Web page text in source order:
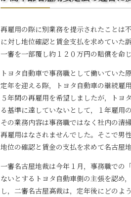
再雇用の際に別業務を提示されたことは
に対し地位確認と賃金支払を求めていた
一審を一部覆し約１２０万円の賠償を命じ
トヨタ自動車で事務職として働いていた
定年を迎える際，トヨタ自動車の継続雇
５年間の再雇用を希望しましたが，トヨ
る基準に達していないとして，１年雇用
その業務内容は事務職ではなく社内の清
再雇用はなされませんでした。そこで男
地位の確認と賃金の支払を求めて名古屋
一審名古屋地裁は今年１月，事務職での
ないとするトヨタ自動車側の主張を認め
し，二審名古屋高裁は，定年後にどのよ